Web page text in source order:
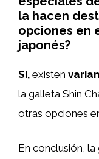
la hacen
opciones en
japonés?
Sí, existen
la galleta Shin
otras opciones
En conclusión, la